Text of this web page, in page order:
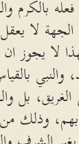
بالكرم
لا
لا يجوز
والنبي
الغريق، بل
بهم، وذلك